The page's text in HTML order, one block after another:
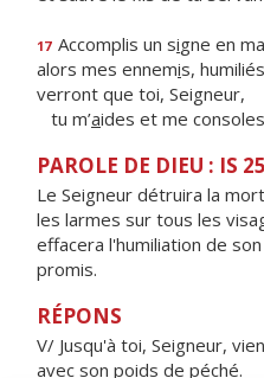
17 Accomplis un signe en
alors mes ennemis,
verront que toi, Seigneur,
tu m’aides et me
PAROLE DE DIEU : IS
Le Seigneur détruira la
les larmes sur tous les
effacera l'humiliation de
promis.
RÉPONS
V/ Jusqu'à toi, Seigneur,
avec son poids de péché.